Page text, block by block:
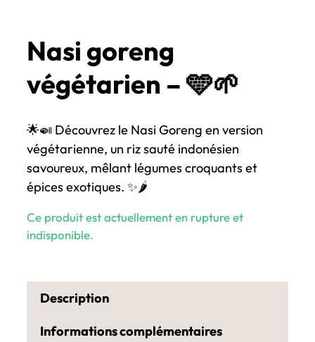
Nasi goreng
végétarien – 🩵🌱
🌟🍛 Découvrez le Nasi Goreng en version
végétarienne, un riz sauté indonésien
savoureux, mêlant légumes croquants et
épices exotiques. ✨🌶️
Ce produit est actuellement en rupture et
indisponible.
Description
Informations complémentaires